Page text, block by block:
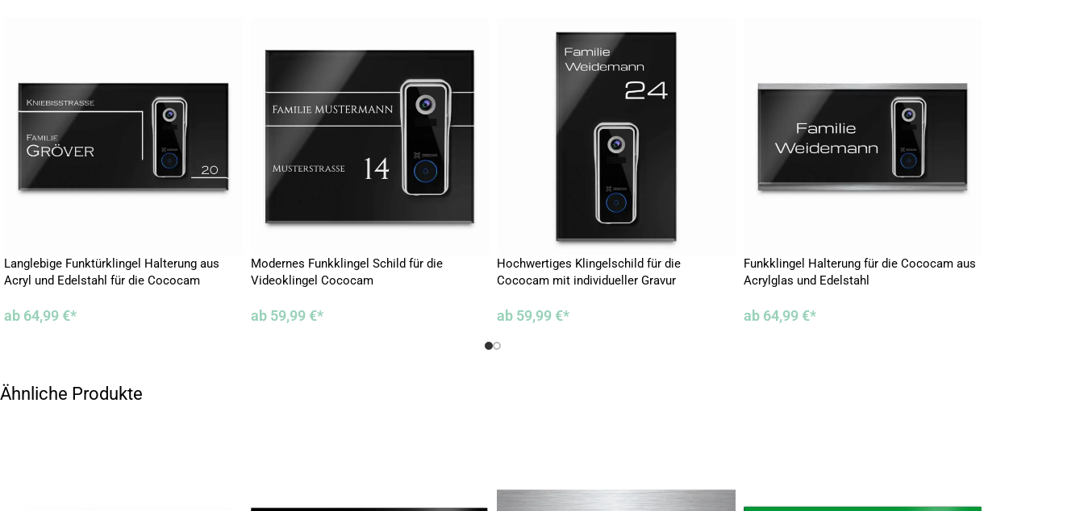
Langlebige Funktürklingel Halterung aus
Acryl und Edelstahl für die Cococam
ab 64,99 €*
Modernes Funkklingel Schild für die
Videoklingel Cococam
ab 59,99 €*
Hochwertiges Klingelschild für die
Cococam mit individueller Gravur
ab 59,99 €*
Funkklingel Halterung für die Cococam aus
Acrylglas und Edelstahl
ab 64,99 €*
Ähnliche Produkte